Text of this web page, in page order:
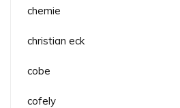
chemie
christian eck
cobe
cofely